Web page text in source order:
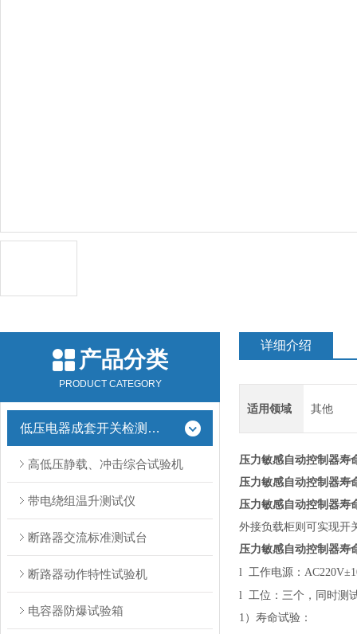
产品分类
PRODUCT CATEGORY
低压电器成套开关检测设备
高低压静载、冲击综合试验机
带电绕组温升测试仪
断路器交流标准测试台
断路器动作特性试验机
电容器防爆试验箱
详细介绍
适用领域 其他
压力敏感自动控制器寿
压力敏感自动控制器寿
压力敏感自动控制器寿
外接负载柜则可实现开
压力敏感自动控制器寿
l 工作电源：
l 工位：三个，同时测
1）寿命试验：